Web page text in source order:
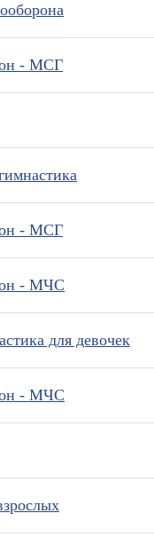
- МСГ
- МСГ
- МЧС
для девочек
- МЧС